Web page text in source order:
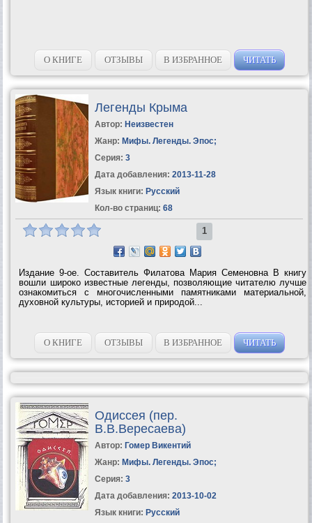
О КНИГЕ ОТЗЫВЫ В ИЗБРАННОЕ ЧИТАТЬ
Легенды Крыма
Автор: Неизвестен
Жанр: Мифы. Легенды. Эпос;
Серия: 3
Дата добавления: 2013-11-28
Язык книги: Русский
Кол-во страниц: 68
1
Издание 9-ое. Составитель Филатова Мария Семеновна В книгу
вошли широко известные легенды, позволяющие читателю лучше
ознакомиться с многочисленными памятниками материальной,
духовной культуры, историей и природой...
О КНИГЕ ОТЗЫВЫ В ИЗБРАННОЕ ЧИТАТЬ
Одиссея (пер.
В.В.Вересаева)
Автор: Гомер Викентий
Жанр: Мифы. Легенды. Эпос;
Серия: 3
Дата добавления: 2013-10-02
Язык книги: Русский